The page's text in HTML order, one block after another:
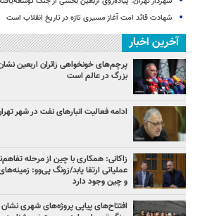
شهادت قائد امت آغاز مسیری تازه در تاریخ انقلاب است
آخرین اخبار
پرچم‌های خونخواهی زائران اربعین
بزرگ در عالم است
ادامه فعالیت انبارهای نفت در شهر
زاکانی: همکاری با چین از مرحله
عملیاتی ارتقا یابد/زونگ پی‌وو:
و چین وجود دارد
افتتاح‌های پیاپی پروژه‌های شهری